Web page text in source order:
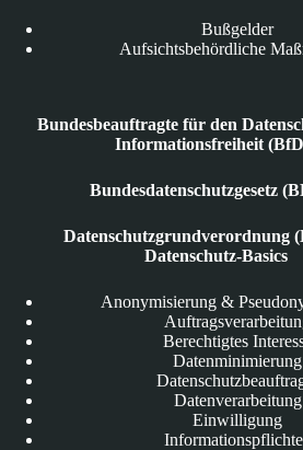
Bußgelder
Aufsichtsbehördliche
Bundesbeauftragte für den
Informationsfreiheit
Bundesdatenschutzgesetz
Datenschutzgrundverordnung
Datenschutz-Basics
Anonymisierung &
Berechtigtes
Datenminimierung
Datenverarbeitung
Einwilligung